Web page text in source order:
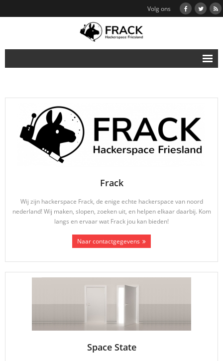
Volg ons
Over Frack
Steun Ons / Lidmaatschap
Agenda
Frack
Wij zijn hackerspace Frack, de enige echte hackerspace van noord
nederland! Wij maken, slopen, zoeken uit, en helpen elkaar daarbij. Kom
langs en ervaar wat Frack jou kan bieden!
Naar contactgegevens
Space State